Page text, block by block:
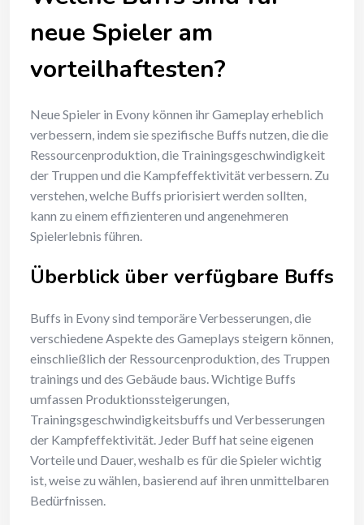
neue Spieler am
vorteilhaftesten?
Neue Spieler in Evony können ihr Gameplay erheblich
verbessern, indem sie spezifische Buffs nutzen, die die
Ressourcenproduktion, die Trainingsgeschwindigkeit
der Truppen und die Kampfeffektivität verbessern. Zu
verstehen, welche Buffs priorisiert werden sollten,
kann zu einem effizienteren und angenehmeren
Spielerlebnis führen.
Überblick über verfügbare Buffs
Buffs in Evony sind temporäre Verbesserungen, die
verschiedene Aspekte des Gameplays steigern können,
einschließlich der Ressourcenproduktion, des Truppen
trainings und des Gebäude baus. Wichtige Buffs
umfassen Produktionssteigerungen,
Trainingsgeschwindigkeitsbuffs und Verbesserungen
der Kampfeffektivität. Jeder Buff hat seine eigenen
Vorteile und Dauer, weshalb es für die Spieler wichtig
ist, weise zu wählen, basierend auf ihren unmittelbaren
Bedürfnissen.